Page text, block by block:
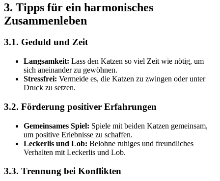
3. Tipps für ein harmonisches
Zusammenleben
3.1. Geduld und Zeit
Langsamkeit: Lass den Katzen so viel Zeit wie nötig, um
sich aneinander zu gewöhnen.
Stressfrei: Vermeide es, die Katzen zu zwingen oder unter
Druck zu setzen.
3.2. Förderung positiver Erfahrungen
Gemeinsames Spiel: Spiele mit beiden Katzen gemeinsam,
um positive Erlebnisse zu schaffen.
Leckerlis und Lob: Belohne ruhiges und freundliches
Verhalten mit Leckerlis und Lob.
3.3. Trennung bei Konflikten